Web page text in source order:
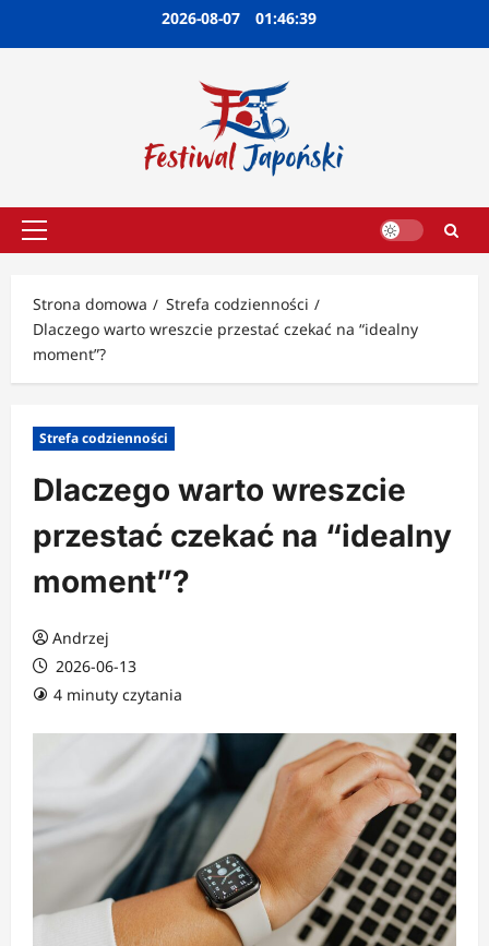
2026-08-07 01:46:40
Menu
Strona domowa
Strefa codzienności
Dlaczego warto wreszcie przestać czekać na “idealny
moment”?
Strefa codzienności
Dlaczego warto wreszcie
przestać czekać na “idealny
moment”?
Andrzej
2026-06-13
4 minuty czytania